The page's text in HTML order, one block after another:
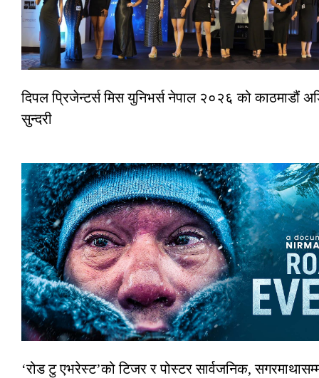
दिपल प्रिजेन्टर्स मिस युनिभर्स नेपाल २०२६ को काठमाडौं
सुन्दरी
‘रोड टु एभरेस्ट’को टिजर र पोस्टर सार्वजनिक,